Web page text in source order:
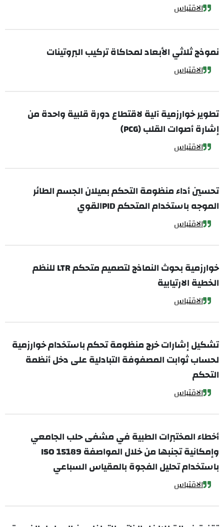
الاقتباس
نموذج ثلاثي الأبعاد لمحاكاة تركيب البروتينات
الاقتباس
تطوير خوارزمية آلية لاقتطاع دورة قلبية واحدة من
إشارة أصوات القلب (PCG)
الاقتباس
تحسين أداء منظومة التحكم بميلان الجسم الطائر
الموجه باستخدام المتحكم PIDالقوي
الاقتباس
خوارزمية بحوث النماذج لتصميم متحكم LTR للنظم
الخطية الارتيابية
الاقتباس
تشكيل إشارات خرج منظومة تحكم باستخدام خوارزمية
لحساب ثوابت المصفوفة التبادلية على دخل أنظمة
التحكم
الاقتباس
أخطاء المختبرات الطبية في مشفى حلب الجامعي
وإمكانية تجنبها من خلال المواصفة ISO 15189
باستخدام تحليل الفجوة بالمقياس السباعي
الاقتباس